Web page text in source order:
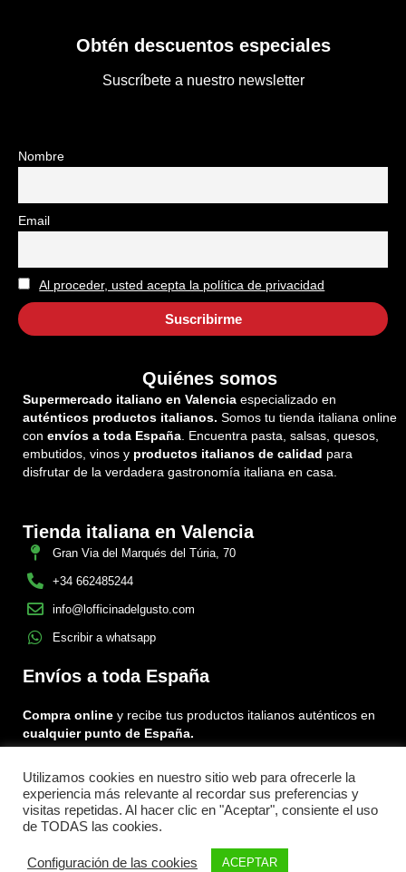
Obtén descuentos especiales
Suscríbete a nuestro newsletter
Nombre
Email
Al proceder, usted acepta la política de privacidad
Quiénes somos
Supermercado italiano en Valencia especializado en
auténticos productos italianos. Somos tu tienda italiana online
con envíos a toda España. Encuentra pasta, salsas, quesos,
embutidos, vinos y productos italianos de calidad para
disfrutar de la verdadera gastronomía italiana en casa.
Tienda italiana en Valencia
Gran Via del Marqués del Túria, 70
+34 662485244
info@lofficinadelgusto.com
Escribir a whatsapp
Envíos a toda España
Compra online y recibe tus productos italianos auténticos en
cualquier punto de España.
Encuéntranos en:
FacebookInstagram
Tiktok
Menu
Utilizamos cookies en nuestro sitio web para ofrecerle la
experiencia más relevante al recordar sus preferencias y
visitas repetidas. Al hacer clic en "Aceptar", consiente el uso
de TODAS las cookies.
Configuración de las cookies ACEPTAR